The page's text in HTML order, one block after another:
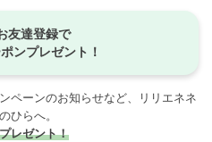
友達登録で
ンプレゼント！
ペーンのお知らせなど、リリエネネ
ひらへ。
レゼント！